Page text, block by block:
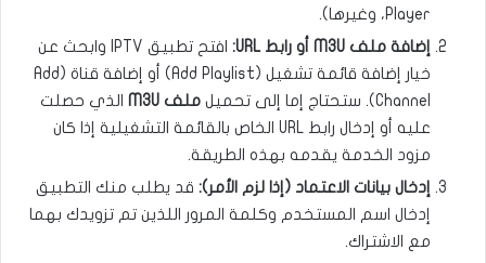
Player، وغيرها).
إضافة ملف M3U أو رابط URL:
افتح تطبيق IPTV وابحث عن
خيار إضافة قائمة تشغيل (Add Playlist) أو إضافة قناة (Add
Channel). ستحتاج إما إلى تحميل
ملف M3U
الذي حصلت
عليه أو إدخال رابط URL الخاص بالقائمة التشغيلية إذا كان
مزود الخدمة يقدمه بهذه الطريقة.
إدخال بيانات الاعتماد (إذا لزم الأمر): قد يطلب منك التطبيق
إدخال اسم المستخدم وكلمة المرور اللذين تم تزويدك بهما
مع الاشتراك.